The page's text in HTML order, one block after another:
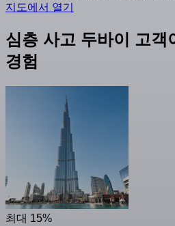
지도에서 열기
심층 사고 두바이 고객
경험
최대 15%